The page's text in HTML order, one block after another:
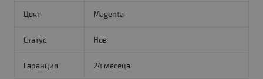
Цвят Magenta
Статус Нов
Гаранция 24 месеца